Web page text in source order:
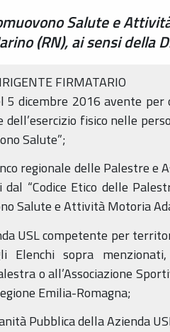
Salute e
(RN), ai sensi della
FIRMATARIO
dicembre 2016 avente
fisico nelle
Salute”;
regionale delle Palestre e
“Codice Etico delle
Salute e Attività Motoria
USL competente per
Elenchi sopra
o all’Associazione
Emilia-Romagna;
Pubblica della Azienda